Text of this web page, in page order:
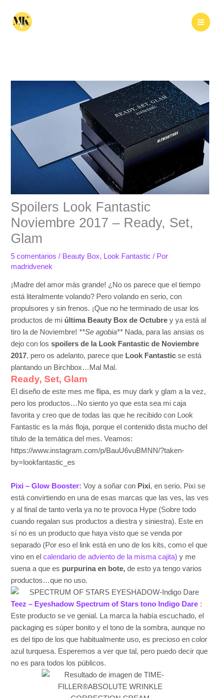
contenido
Spoilers Look Fantastic
Noviembre 2017 – Ready, Set,
Glam
5 comentarios / Beauty Box, Look Fantastic / Por
madridvenek
¡Madre del amor más grande! ¿No os parece que el tiempo
está literalmente volando? Pero volando en serio, con
propulsores y sin frenos. ¡Que no he terminado de usar los
productos de mi última Beauty Box de Octubre y ya está al
tiro la de Noviembre! **Se agobia** Nada, para las ansias os
dejo con losspoilers de la Look Fantastic de Noviembre
2017, pero os adelanto, parece que Look Fantastic se está
plantando un Birchbox…Mal Mal.
Ready, Set, Glam
El diseño de este mes me flipa, es muy dark y glam a la vez,
pero los productos…No siento yo que esta sea mi caja
favorita y creo que de todas las que he recibido con Look
Fantastic es la más floja, porque el contenido dista mucho del
título de la temática del mes. Veamos:
https://www.instagram.com/p/BauU6vuBMNN/?taken-
by=lookfantastic_es
Pixi – Glow Booster: Voy a soñar con Pixi, en serio. Pixi se
está convirtiendo en una de esas marcas que las ves, las ves
y al final de tanto verla ya no te provoca Hype (Sobre todo
cuando regalan sus productos a diestra y siniestra). Este en
sí no es un producto que haya visto que se venda por
separado (Por eso el link está en uno de los kits, como el que
vino en elcalendario de adviento de la misma cajita) y me
suena a que es purpurina en bote, de esto ya tengo varios
productos…que no uso.
Teez – Eyeshadow Spectrum of Stars tono Indigo Dare :
Este producto se ve genial. La marca la había escuchado, el
packaging es súper bonito y el tono de la sombra, aunque no
es del tipo de los que habitualmente uso, es precioso en color
azul turquesa. Esperemos a ver que tal, pero puedo decir que
no es para todos los públicos.